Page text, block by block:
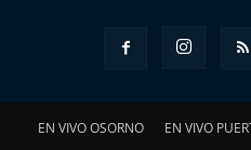
EN VIVO OSORNO EN VIVO